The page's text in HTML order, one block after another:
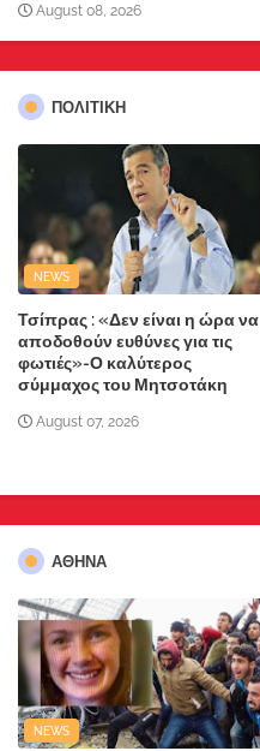
August 08, 2026
ΠΟΛΙΤΙΚΗ
NEWS
Τσίπρας : «Δεν είναι η ώρα να
αποδοθούν ευθύνες για τις
φωτιές»-Ο καλύτερος
σύμμαχος του Μητσοτάκη
August 07, 2026
ΑΘΗΝΑ
NEWS